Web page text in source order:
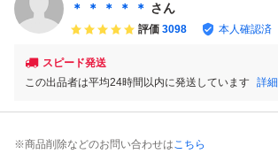
＊ ＊ ＊ ＊ ＊ さん
評価 3098 本人確認済
スピード発送
この出品者は平均24時間以内に発送しています 詳細
※商品削除などのお問い合わせはこちら